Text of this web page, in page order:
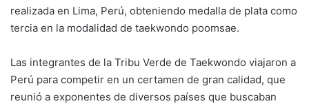
realizada en Lima, Perú, obteniendo medalla de plata como
tercia en la modalidad de taekwondo poomsae.
Las integrantes de la Tribu Verde de Taekwondo viajaron a
Perú para competir en un certamen de gran calidad, que
reunió a exponentes de diversos países que buscaban